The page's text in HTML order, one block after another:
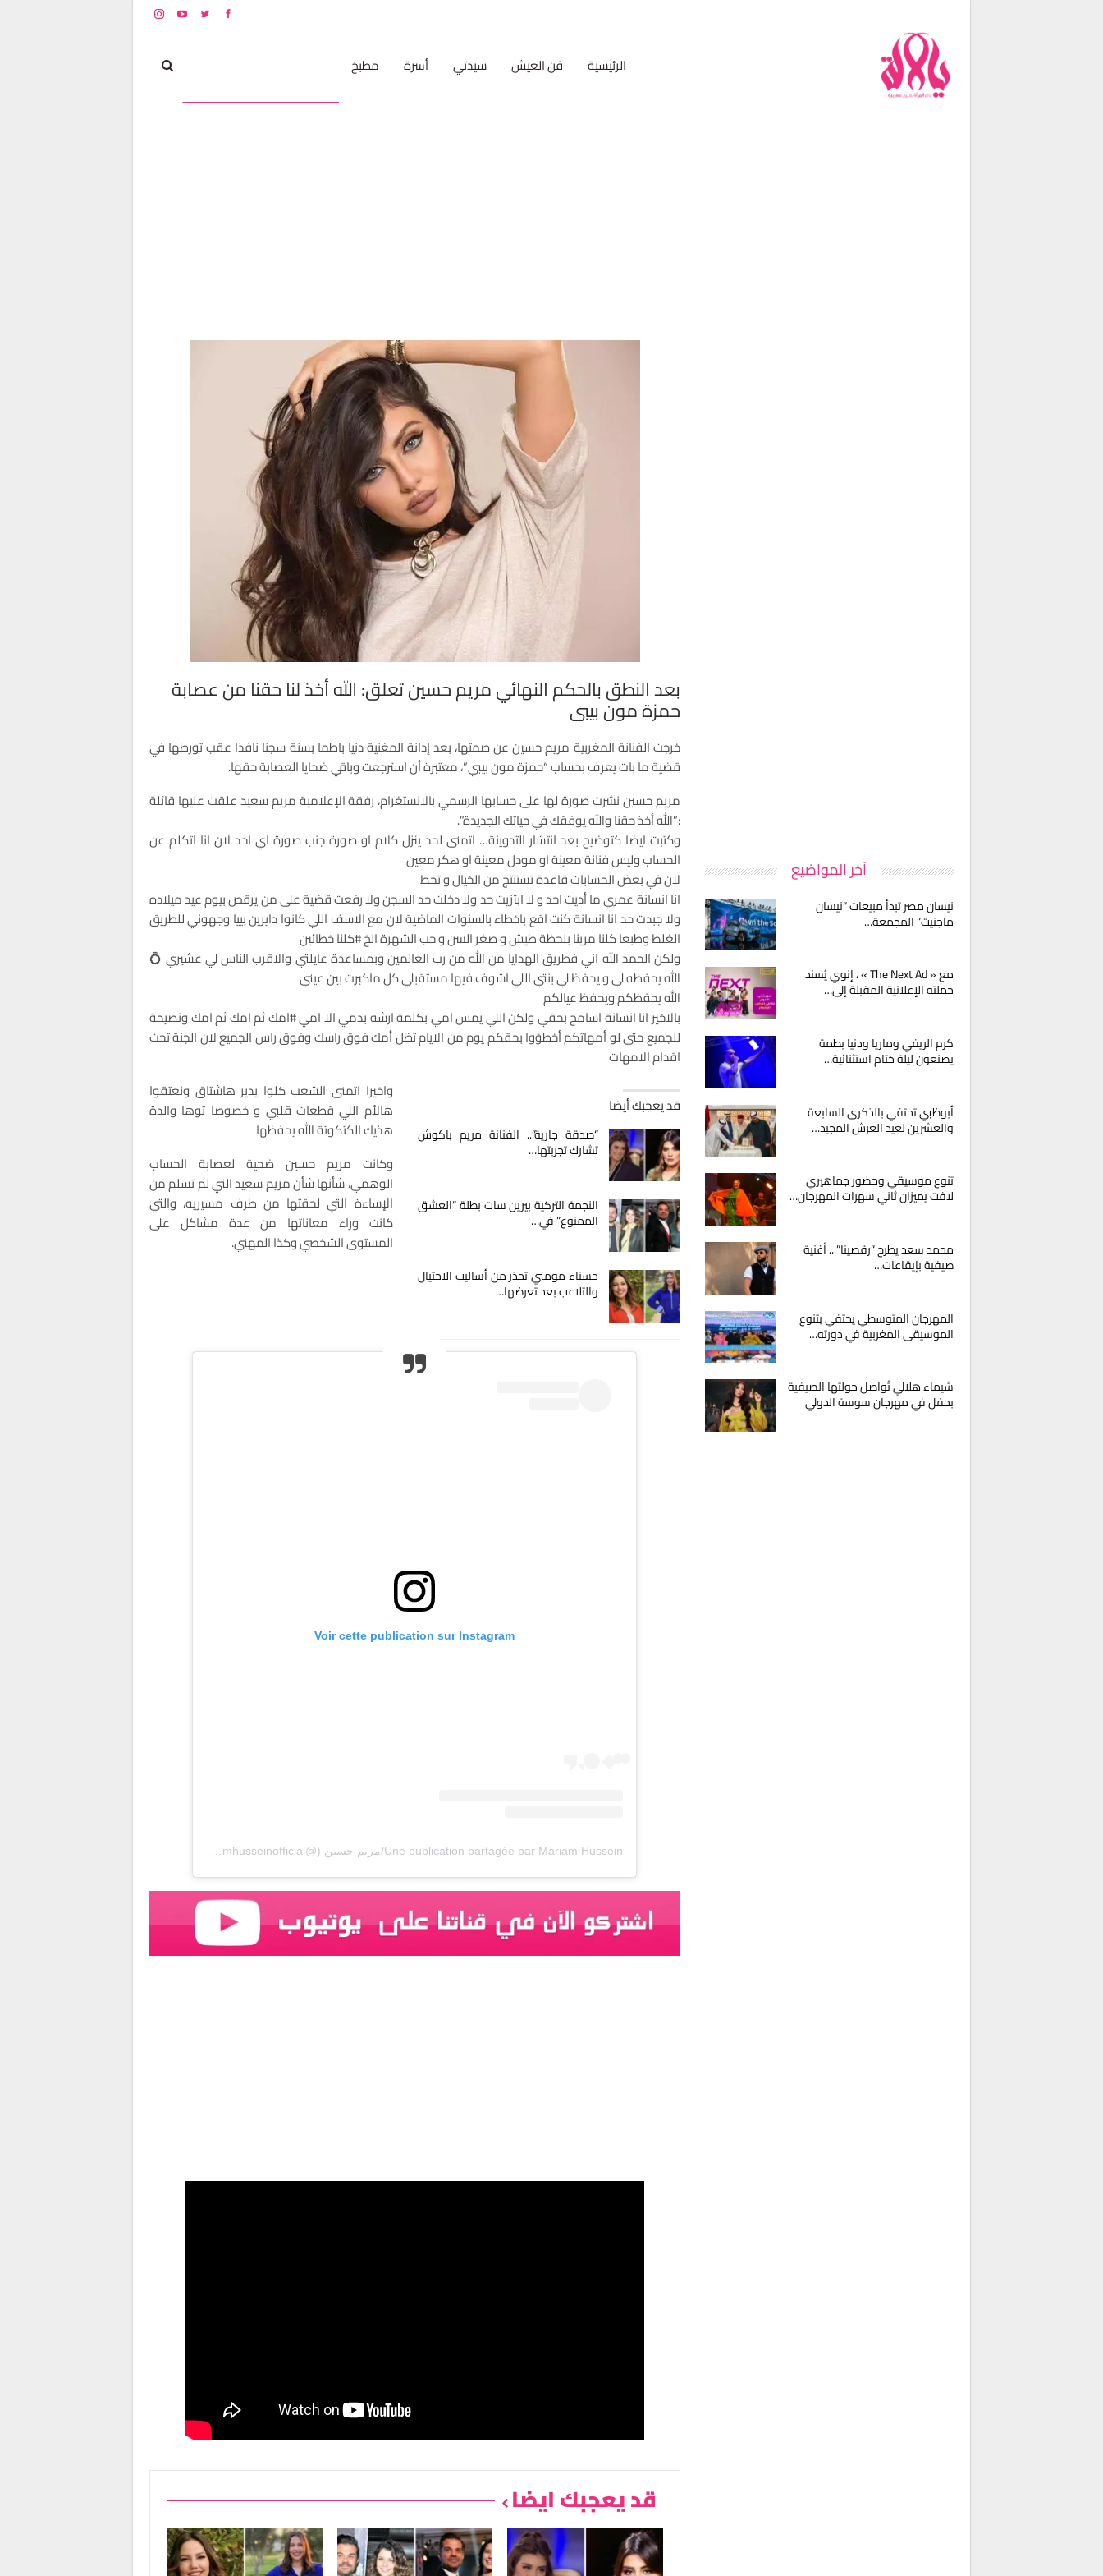
الرئيسية فن العيش سيدتي أسرة مطبخ
بعد النطق بالحكم النهائي مريم حسين تعلق: الله أخذ لنا حقنا من عصابة
حمزة مون بيبي
خرجت الفنانة المغربية مريم حسين عن صمتها، بعد إدانة المغنية دنيا باطما بسنة سجنا نافذا عقب تورطها في
قضية ما بات يعرف بحساب “حمزة مون بيبي”، معتبرة أن استرجعت وباقي ضحايا العصابة حقها.
مريم حسين نشرت صورة لها على حسابها الرسمي بالانستغرام، رفقة الإعلامية مريم سعيد علقت عليها قائلة
:”الله أخذ حقنا والله يوفقك في حياتك الجديدة”.
وكتبت ايضا كتوضيح بعد انتشار التدوينة… اتمنى لحد ينزل كلام او صورة جنب صورة اي احد لان انا اتكلم عن
الحساب وليس فنانة معينة او مودل معينة او هكر معين
لان في بعض الحسابات قاعدة تستنتج من الخيال و تحط
انا انسانة عمري ما أديت احد و لا ابتزيت حد ولا دخلت حد السجن ولا رفعت قضية على من يرقص بيوم عيد ميلاده
ولا جبدت حد انا انسانة كنت اقع باخطاء بالسنوات الماضية لان مع الاسف اللي كانوا دايرين بييا وجهوني للطريق
الغلط وطبعا كلنا مرينا بلحظة طيش و صغر السن و حب الشهرة الخ #كلنا خطائين
ولكن الحمد الله اني فطريق الهدايا من الله من رب العالمين وبمساعدة عايلتي والاقرب الناس لي عشيري 💍
الله يحفظه لي و يحفظ لي بنتي اللي اشوف فيها مستقبلي كل ماكبرت بين عيني
الله يحفظكم ويحفظ عيالكم
بالاخير انا انسانة اسامح بحقي ولكن اللي يمس امي بكلمة ارشه بدمي الا امي #امك ثم امك ثم امك ونصيحة
للجميع حتى لو أمهاتكم أخطؤوا بحقكم يوم من الايام تظل أمك فوق راسك وفوق راس الجميع لان الجنة تحت
اقدام الامهات
قد يعجبك أيضا
“صدقة جارية”.. الفنانة مريم باكوش
تشارك تجربتها…
النجمة التركية بيرين سات بطلة “العشق
الممنوع” في…
حسناء مومني تحذر من أساليب الاحتيال
والتلاعب بعد تعرضها…
واخيرا اتمنى الشعب كلوا يدير هاشتاق ونعتقوا
هالأم اللي قطعات قلبي و خصوصا توها والدة
هذيك الكتكوتة الله يحفظها
وكانت مريم حسين ضحية لعصابة الحساب
الوهمي، شأنها شأن مريم سعيد التي لم تسلم من
الإساءة التي لحقتها من طرف مسيريه، والتي
كانت وراء معاناتها من عدة مشاكل على
المستوى الشخصي وكذا المهني.
Voir cette publication sur Instagram
قد يعجبك ايضا
آخر المواضيع
نيسان مصر تبدأ مبيعات “نيسان
ماجنيت” المجمعة…
مع « The Next Ad » ، إنوي يُسند
حملته الإعلانية المقبلة إلى…
كرم الريفي وماريا ودنيا بطمة
يصنعون ليلة ختام استثنائية…
أبوظبي تحتفي بالذكرى السابعة
والعشرين لعيد العرش المجيد…
تنوع موسيقي وحضور جماهيري
لافت يميزان ثاني سهرات المهرجان…
محمد سعد يطرح “رقصينا” .. أغنية
صيفية بإيقاعات…
المهرجان المتوسطي يحتفي بتنوع
الموسيقى المغربية في دورته…
شيماء هلالي تُواصل جولتها الصيفية
بحفل في مهرجان سوسة الدولي